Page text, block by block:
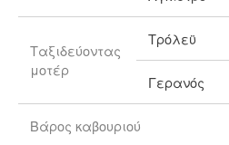
Ταξιδεύοντας
μοτέρ
Τρόλεϋ
Γερανός
Βάρος καβουριού